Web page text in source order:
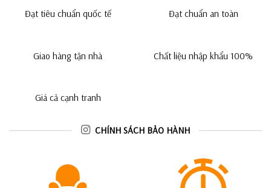
Đạt tiêu chuẩn quốc tế Đạt chuẩn an toàn
Giao hàng tận nhà Chất liệu nhập khẩu 100%
Giá cả cạnh tranh
CHÍNH SÁCH BẢO HÀNH